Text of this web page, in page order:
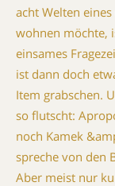
acht Welten
wohnen möchte,
einsames
ist dann doch
Item grabschen.
so flutscht:
noch Kamek
spreche von den
Aber meist nur